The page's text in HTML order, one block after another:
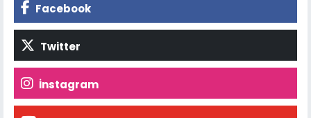
Facebook
Twitter
İnstagram